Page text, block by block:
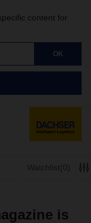
content for
OK
Watchlist(0)
is